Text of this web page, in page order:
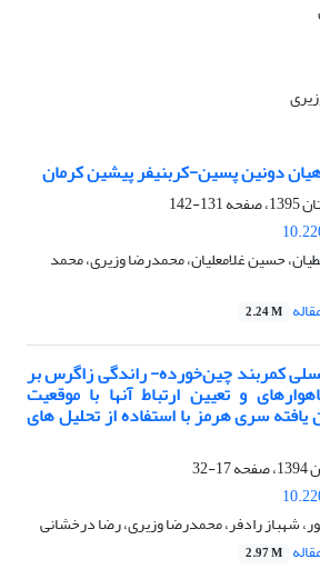
دونین پسین-کربنیفر پیشین کرمان
131-142
حسین غلامعلیان، محمدرضا وزیری، محمد
2.24 M
کمربند چین‌خورده- راندگی زاگرس بر
و تعیین ارتباط آنها با موقعیت
سری هرمز با استفاده از تحلیل های
17-32
شهباز رادفر، محمدرضا وزیری، رضا درخشانی
2.97 M